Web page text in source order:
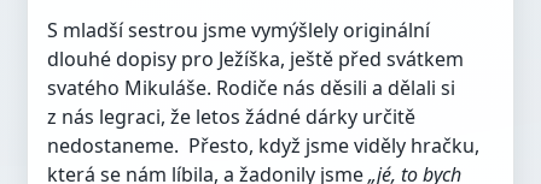
S mladší sestrou jsme vymýšlely originální
dlouhé dopisy pro Ježíška, ještě před svátkem
svatého Mikuláše. Rodiče nás děsili a dělali si
z nás legraci, že letos žádné dárky určitě
nedostaneme. Přesto, když jsme viděly hračku,
která se nám líbila, a žadonily jsme„jé, to bych